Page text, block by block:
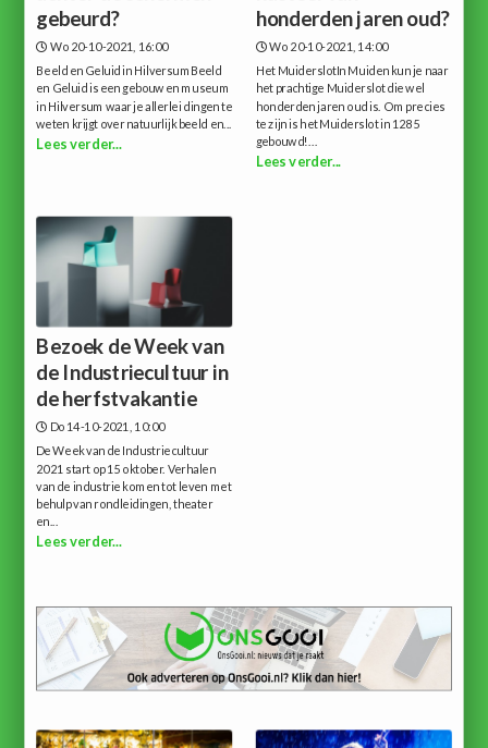
gebeurd?
Wo 20-10-2021, 16:00
Beeld en Geluid in HilversumBeeld
en Geluid is een gebouw en museum
in Hilversum waar je allerlei dingen te
weten krijgt over natuurlijk beeld en...
Lees verder...
honderden jaren oud?
Wo 20-10-2021, 14:00
Het MuiderslotIn Muiden kun je naar
het prachtige Muiderslot die wel
honderden jaren oud is. Om precies
te zijn is het Muiderslot in 1285
gebouwd!...
Lees verder...
Bezoek de Week van
de Industriecultuur in
de herfstvakantie
Do 14-10-2021, 10:00
De Week van de Industriecultuur
2021 start op 15 oktober. Verhalen
van de industrie komen tot leven met
behulp van rondleidingen, theater
en...
Lees verder...